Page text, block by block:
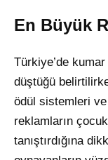
En Büyük
Türkiye’de kumar
düştüğü
ödül sistemleri
reklamların
tanıştırdığına